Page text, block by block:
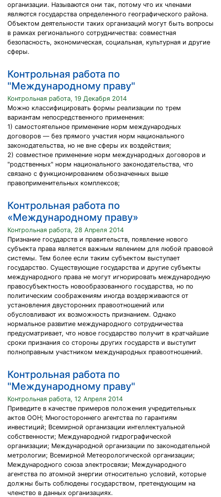
организации. Называются они так, потому что их членами
являются государства определенного географического района.
Объектом деятельности таких организаций могут быть вопросы
в рамках регионального сотрудничества: совместная
безопасность, экономическая, социальная, культурная и другие
сферы.
Контрольная работа по
"Международному праву"
Контрольная работа, 19 Декабря 2014
Можно классифицировать формы реализации по трем
вариантам непосредственного применения:
1) самостоятельное применение норм международных
договоров — без прямого участия норм национального
законодательства, но не вне сферы их воздействия;
2) совместное применение норм международных договоров и
"родственных" норм национального законодательства, что
связано с функционированием обозначенных выше
правоприменительных комплексов;
Контрольная работа по
«Международному праву»
Контрольная работа, 28 Апреля 2014
Признание государств и правительств, появление нового
субъекта права является важным явлением для любой правовой
системы. Тем более если таким субъектом выступает
государство. Существующие государства и другие субъекты
международного права не могут игнорировать международную
правосубъектность новообразованного государства, но по
политическим соображениям иногда воздерживаются от
установления двусторонних правоотношений или
обусловливают их возможность признанием. Однако
нормальное развитие международного сотрудничества
предусматривает, что новое государство получит в кратчайшие
сроки признания со стороны других государств и выступит
полноправным участником международных правоотношений.
Контрольная работа по
"Международному праву"
Контрольная работа, 12 Апреля 2014
Приведите в качестве примеров положения учредительных
актов ООН; Многостороннего агентства по гарантиям
инвестиций; Всемирной организации интеллектуальной
собственности; Международной гидрографической
организации; Международной организации по законодательной
метрологии; Всемирной Метеорологической организации;
Международного союза электросвязи; Международного
агентства по атомной энергии относительно условий, которые
должны быть соблюдены государством, претендующим на
членство в данных организациях.